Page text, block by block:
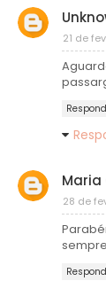
21 de
Maria
28 de